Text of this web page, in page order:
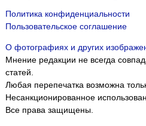
Политика конфиденциальности
Пользовательское соглашение
О фотографиях и других
Мнение редакции не всегда
статей.
Любая перепечатка возможна
Несанкционированное
Все права защищены.